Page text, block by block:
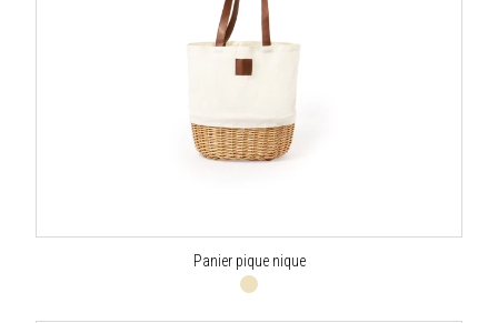
Panier pique nique